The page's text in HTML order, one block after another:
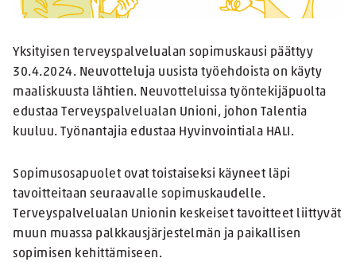
Yksityisen terveyspalvelualan sopimuskausi päättyy
30.4.2024. Neuvotteluja uusista työehdoista on käyty
maaliskuusta lähtien. Neuvotteluissa työntekijäpuolta
edustaa Terveyspalvelualan Unioni, johon Talentia
kuuluu. Työnantajia edustaa Hyvinvointiala HALI.
Sopimusosapuolet ovat toistaiseksi käyneet läpi
tavoitteitaan seuraavalle sopimuskaudelle.
Terveyspalvelualan Unionin keskeiset tavoitteet liittyvät
muun muassa palkkausjärjestelmän ja paikallisen
sopimisen kehittämiseen.